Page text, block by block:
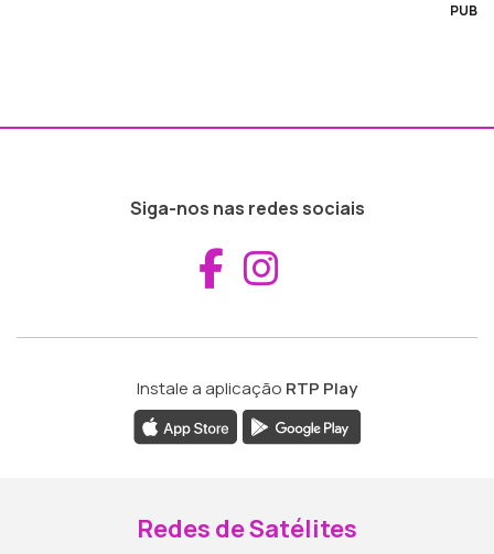
PUB
Siga-nos nas redes sociais
Aceder ao
Instale a aplicação RTP Play
Redes de Satélites